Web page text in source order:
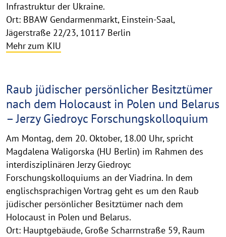
Infrastruktur der Ukraine.
Ort: BBAW Gendarmenmarkt, Einstein-Saal,
Jägerstraße 22/23, 10117 Berlin
Mehr zum KIU
Raub jüdischer persönlicher Besitztümer
nach dem Holocaust in Polen und Belarus
– Jerzy Giedroyc Forschungskolloquium
Am Montag, dem 20. Oktober, 18.00 Uhr, spricht
Magdalena Waligorska (HU Berlin) im Rahmen des
interdisziplinären Jerzy Giedroyc
Forschungskolloquiums an der Viadrina. In dem
englischsprachigen Vortrag geht es um den Raub
jüdischer persönlicher Besitztümer nach dem
Holocaust in Polen und Belarus.
Ort: Hauptgebäude, Große Scharrnstraße 59, Raum